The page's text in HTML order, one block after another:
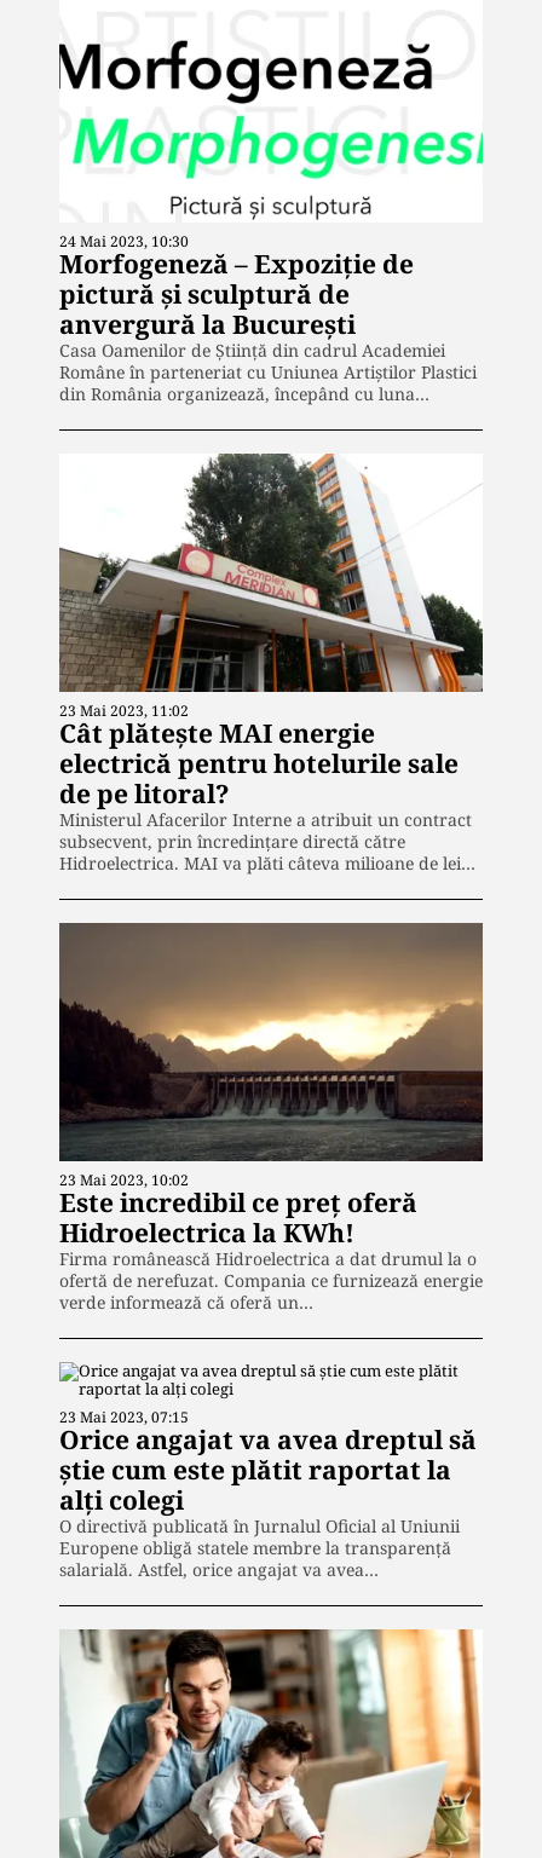
24 Mai 2023, 10:30
Morfogeneză – Expoziție de
pictură și sculptură de
anvergură la București
Casa Oamenilor de Știință din cadrul Academiei
Române în parteneriat cu Uniunea Artiștilor Plastici
din România organizează, începând cu luna…
23 Mai 2023, 11:02
Cât plătește MAI energie
electrică pentru hotelurile sale
de pe litoral?
Ministerul Afacerilor Interne a atribuit un contract
subsecvent, prin încredințare directă către
Hidroelectrica. MAI va plăti câteva milioane de lei…
23 Mai 2023, 10:02
Este incredibil ce preț oferă
Hidroelectrica la KWh!
Firma românească Hidroelectrica a dat drumul la o
ofertă de nerefuzat. Compania ce furnizează energie
verde informează că oferă un…
23 Mai 2023, 07:15
Orice angajat va avea dreptul să
știe cum este plătit raportat la
alți colegi
O directivă publicată în Jurnalul Oficial al Uniunii
Europene obligă statele membre la transparență
salarială. Astfel, orice angajat va avea…